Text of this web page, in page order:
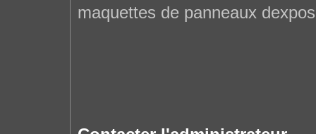
maquettes de panneaux